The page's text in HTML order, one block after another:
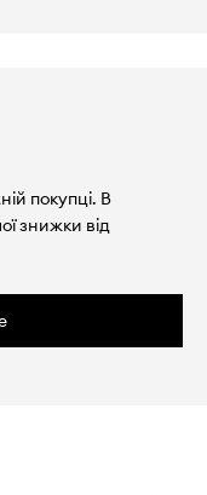
покупці. В
знижки від